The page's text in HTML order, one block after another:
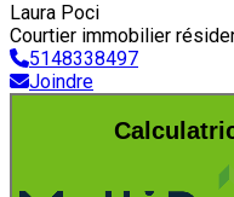
Laura Poci
Courtier immobilier
5148338497
Joindre